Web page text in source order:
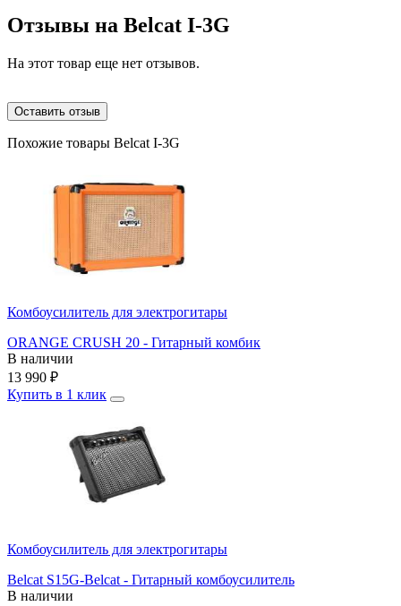
Отзывы на Belcat I-3G
На этот товар еще нет отзывов.
Оставить отзыв
Похожие товары Belcat I-3G
Комбоусилитель для электрогитары
ORANGE CRUSH 20 - Гитарный комбик
В наличии
13 990 ₽
Купить в 1 клик
Комбоусилитель для электрогитары
Belcat S15G-Belcat - Гитарный комбоусилитель
В наличии